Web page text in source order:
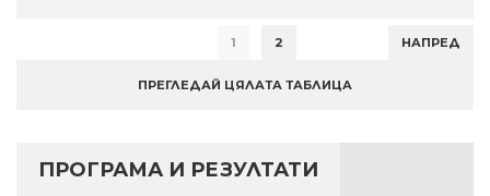
1 2 НАПРЕД
ПРЕГЛЕДАЙ ЦЯЛАТА ТАБЛИЦА
ПРОГРАМА И РЕЗУЛТАТИ